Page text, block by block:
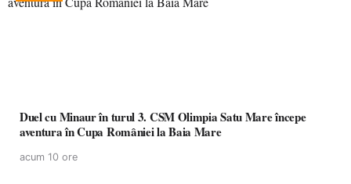
Duel cu Minaur în turul 3. CSM Olimpia Satu Mare începe
aventura în Cupa României la Baia Mare
acum 10 ore